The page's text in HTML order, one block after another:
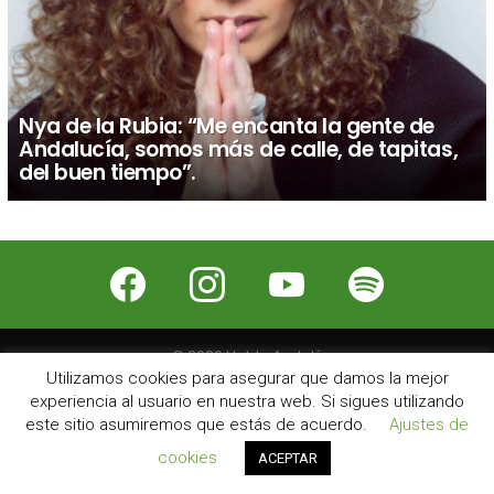
Nya de la Rubia: “Me encanta la gente de
Andalucía, somos más de calle, de tapitas,
del buen tiempo”.
facebook instagram youtube spotify
© 2026 Hablo Andalú
Nosotros
Contacto Publicidad Aviso Legal
Utilizamos cookies para asegurar que damos la mejor
experiencia al usuario en nuestra web. Si sigues utilizando
este sitio asumiremos que estás de acuerdo.
Ajustes de
cookies
ACEPTAR